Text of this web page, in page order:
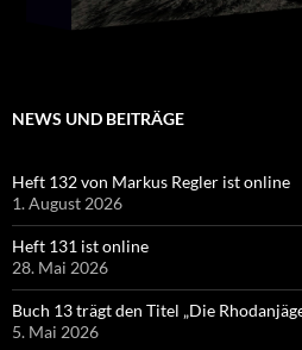
NEWS UND BEITRÄGE
Heft 132 von Markus Regler ist online
1. August 2026
Heft 131 ist online
28. Mai 2026
Buch 13 trägt den Titel „Die
5. Mai 2026